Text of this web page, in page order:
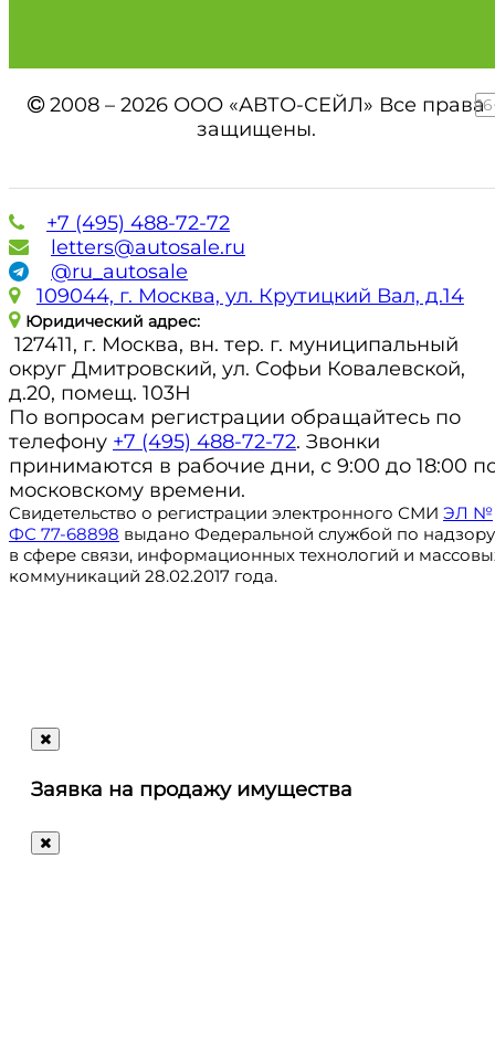
2008 – 2026 ООО «АВТО-СЕЙЛ» Все права
защищены.
+7 (495) 488-72-72
letters@autosale.ru
@ru_autosale
109044, г. Москва, ул. Крутицкий Вал, д.14
Юридический адрес:
127411, г. Москва, вн. тер. г. муниципальный
округ Дмитровский, ул. Софьи Ковалевской,
д.20, помещ. 103Н
По вопросам регистрации обращайтесь по
телефону +7 (495) 488-72-72. Звонки
принимаются в рабочие дни, с 9:00 до 18:00
московскому времени.
Свидетельство о регистрации электронного СМИ ЭЛ №
ФС 77-68898 выдано Федеральной службой по надзору
в сфере связи, информационных технологий и
коммуникаций 28.02.2017 года.
letters@autosale.ru
Ответим
Заявка на продажу имущества